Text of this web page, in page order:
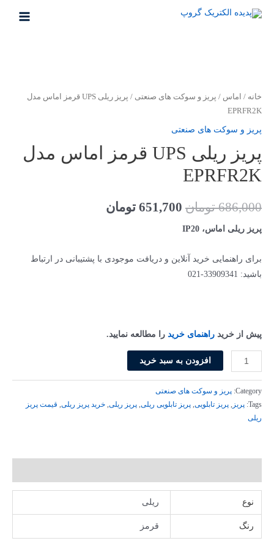
پرش
خانه / اماس / پریز و سوکت های صنعتی
/ پريز ريلی UPS قرمز اماس مدل
EPRFR2K
پریز و سوکت های صنعتی
پريز ريلی UPS قرمز اماس مدل
EPRFR2K
686,000 تومان قیمت
اصلی
651,700 تومان
651,700 تومان
پریز ریلی اماس، IP20
برای راهنمایی خرید آنلاین و دریافت موجودی با پشتیبانی در ارتباط
باشید: 33909341-021
پیش از خرید راهنمای خرید را مطالعه نمایید.
ريلی
UPS
قرمز
اماس
افزودن به سبد خرید
Category: پریز و سوکت های صنعتی
Tags: پریز , پریز تابلویی, پریز تابلویی ریلی, پریز ریلی, خرید پریز ریلی, قیمت پریز
ریلی
نوع ریلی
رنگ قرمز